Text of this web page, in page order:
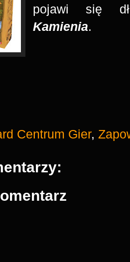
pojawi się
Kamienia.
Centrum Gier,